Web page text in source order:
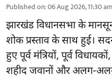
Published on:06 Aug 2026, 11:30 am
झारखंडविधानसभा के
शोक प्रस्ताव के साथ हुई।
हुए पूर्व मंत्रियों, पूर्व
शहीद जवानों और अलग-